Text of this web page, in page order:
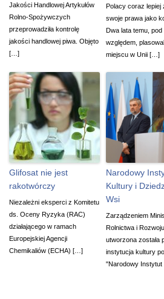
Jakości Handlowej Artykułów
Rolno-Spożywczych
przeprowadziła kontrolę
jakości handlowej piwa. Objęto
[…]
Polacy coraz lepiej
swoje prawa jako
Dwa lata temu, pod
względem,
miejscu w Unii […]
Glifosat nie jest
rakotwórczy
Niezależni eksperci z Komitetu
ds. Oceny Ryzyka (RAC)
działającego w ramach
Europejskiej Agencji
Chemikaliów (ECHA) […]
Narodowy
Kultury i
Wsi
Zarządzeniem
Rolnictwa i
utworzona została
instytucja kultury
"Narodowy